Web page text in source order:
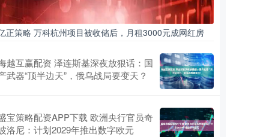
正策略 万科杭州项目被收储后，月租3000元成网红房
越互赢配资 泽连斯基深夜放狠话：国
武器“顶半边天”，俄乌战局要变天？
宝策略配资APP下载 欧洲央行官员奇
洛尼：计划2029年推出数字欧元